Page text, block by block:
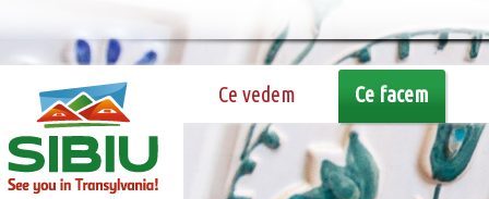
Ce vedem Ce facem